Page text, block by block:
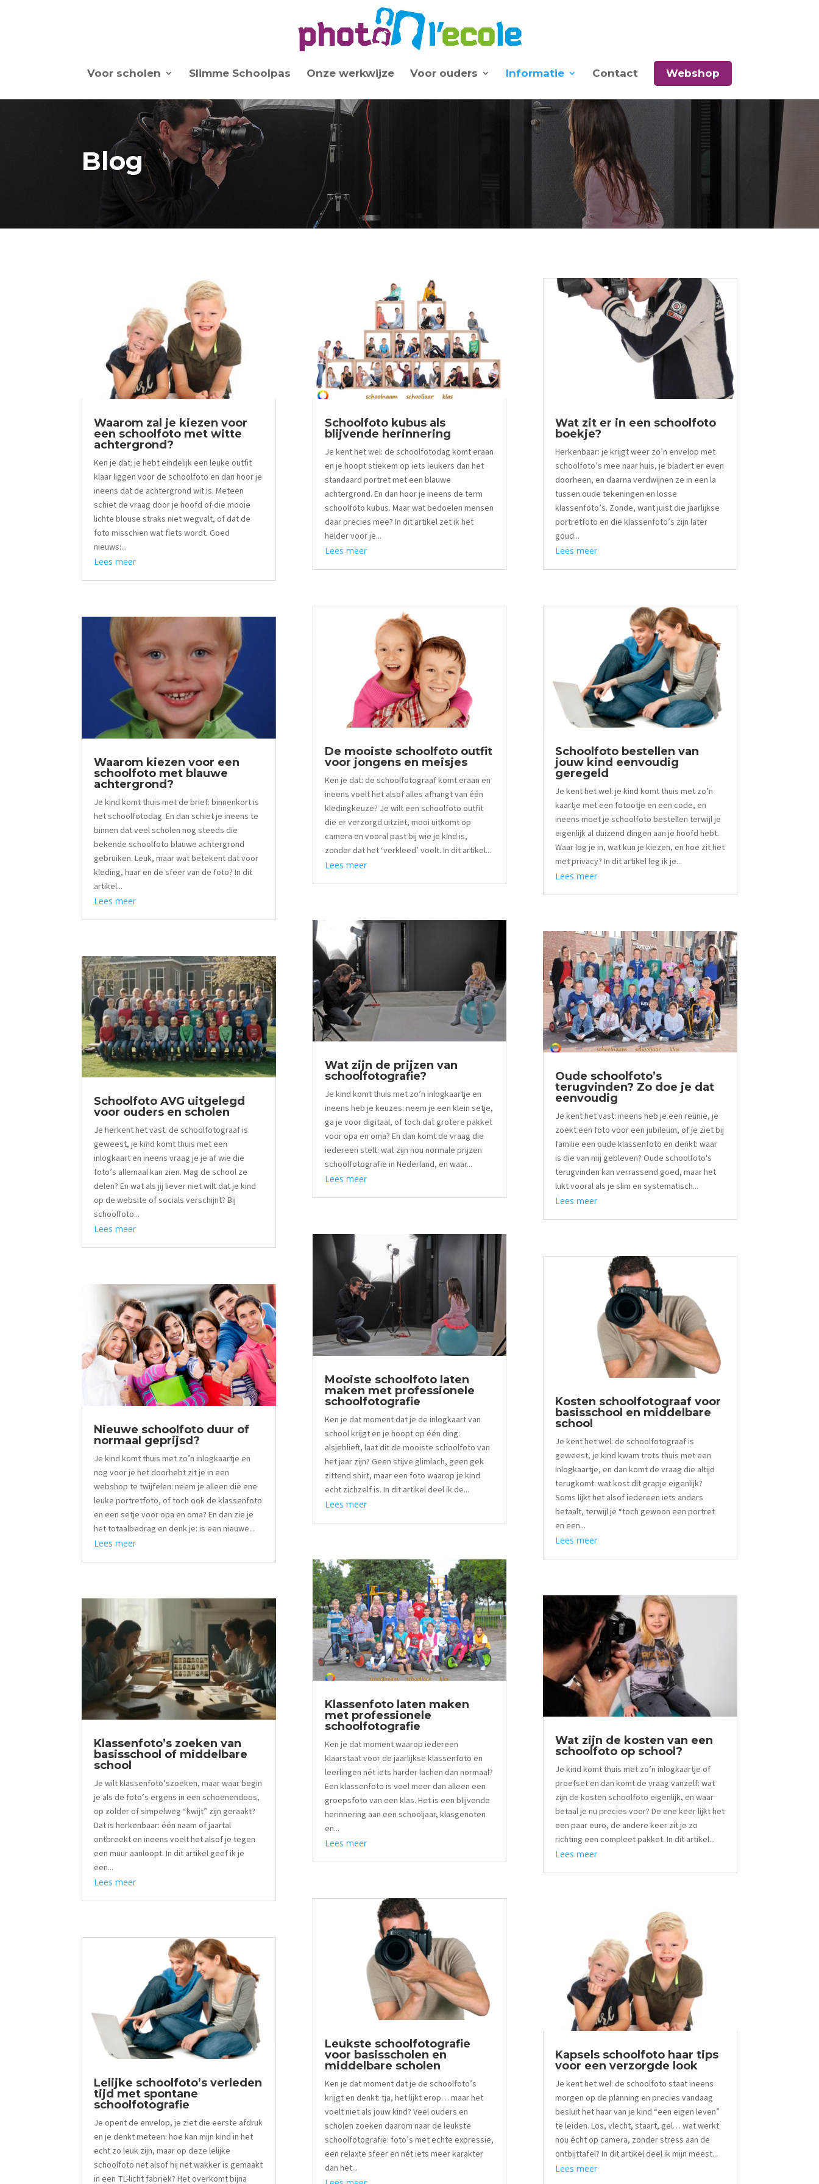
Voor scholen Slimme Schoolpas Onze werkwijze Voor ouders Informatie Contact Webshop
Blog
Waarom zal je kiezen voor
een schoolfoto met witte
achtergrond?
Ken je dat: je hebt eindelijk een leuke outfit
klaar liggen voor de schoolfoto en dan hoor je
ineens dat de achtergrond wit is. Meteen
schiet de vraag door je hoofd of die mooie
lichte blouse straks niet wegvalt, of dat de
foto misschien wat flets wordt. Goed
nieuws:...
Lees meer
Waarom kiezen voor een
schoolfoto met blauwe
achtergrond?
Je kind komt thuis met de brief: binnenkort is
het schoolfotodag. En dan schiet je ineens te
binnen dat veel scholen nog steeds die
bekende schoolfoto blauwe achtergrond
gebruiken. Leuk, maar wat betekent dat voor
kleding, haar en de sfeer van de foto? In dit
artikel...
Lees meer
Schoolfoto AVG uitgelegd
voor ouders en scholen
Je herkent het vast: de schoolfotograaf is
geweest, je kind komt thuis met een
inlogkaart en ineens vraag je je af wie die
foto’s allemaal kan zien. Mag de school ze
delen? En wat als jij liever niet wilt dat je kind
op de website of socials verschijnt? Bij
schoolfoto...
Lees meer
Nieuwe schoolfoto duur of
normaal geprijsd?
Je kind komt thuis met zo’n inlogkaartje en
nog voor je het doorhebt zit je in een
webshop te twijfelen: neem je alleen die ene
leuke portretfoto, of toch ook de klassenfoto
en een setje voor opa en oma? En dan zie je
het totaalbedrag en denk je: is een nieuwe...
Lees meer
Klassenfoto’s zoeken van
basisschool of middelbare
school
Je wilt klassenfoto’szoeken, maar waar begin
je als de foto’s ergens in een schoenendoos,
op zolder of simpelweg “kwijt” zijn geraakt?
Dat is herkenbaar: één naam of jaartal
ontbreekt en ineens voelt het alsof je tegen
een muur aanloopt. In dit artikel geef ik je
een...
Lees meer
Lelijke schoolfoto’s verleden
tijd met spontane
schoolfotografie
Je opent de envelop, je ziet die eerste afdruk
en je denkt meteen: hoe kan mijn kind in het
echt zo leuk zijn, maar op deze lelijke
schoolfoto net alsof hij net wakker is gemaakt
in een TL-licht fabriek? Het overkomt bijna
Schoolfoto kubus als
blijvende herinnering
Je kent het wel: de schoolfotodag komt eraan
en je hoopt stiekem op iets leukers dan het
standaard portret met een blauwe
achtergrond. En dan hoor je ineens de term
schoolfoto kubus. Maar wat bedoelen mensen
daar precies mee? In dit artikel zet ik het
helder voor je...
Lees meer
De mooiste schoolfoto outfit
voor jongens en meisjes
Ken je dat: de schoolfotograaf komt eraan en
ineens voelt het alsof alles afhangt van één
kledingkeuze? Je wilt een schoolfoto outfit
die er verzorgd uitziet, mooi uitkomt op
camera en vooral past bij wie je kind is,
zonder dat het ‘verkleed’ voelt. In dit artikel...
Lees meer
Wat zijn de prijzen van
schoolfotografie?
Je kind komt thuis met zo’n inlogkaartje en
ineens heb je keuzes: neem je een klein setje,
ga je voor digitaal, of toch dat grotere pakket
voor opa en oma? En dan komt de vraag die
iedereen stelt: wat zijn nou normale prijzen
schoolfotografie in Nederland, en waar...
Lees meer
Mooiste schoolfoto laten
maken met professionele
schoolfotografie
Ken je dat moment dat je de inlogkaart van
school krijgt en je hoopt op één ding:
alsjeblieft, laat dit de mooiste schoolfoto van
het jaar zijn? Geen stijve glimlach, geen gek
zittend shirt, maar een foto waarop je kind
echt zichzelf is. In dit artikel deel ik de...
Lees meer
Klassenfoto laten maken
met professionele
schoolfotografie
Ken je dat moment waarop iedereen
klaarstaat voor de jaarlijkse klassenfoto en
leerlingen nét iets harder lachen dan normaal?
Een klassenfoto is veel meer dan alleen een
groepsfoto van een klas. Het is een blijvende
herinnering aan een schooljaar, klasgenoten
en...
Lees meer
Leukste schoolfotografie
voor basisscholen en
middelbare scholen
Ken je dat moment dat je de schoolfoto’s
krijgt en denkt: tja, het lijkt erop… maar het
voelt niet als jouw kind? Veel ouders en
scholen zoeken daarom naar de leukste
schoolfotografie: foto’s met echte expressie,
een relaxte sfeer en nét iets meer karakter
dan het...
Wat zit er in een schoolfoto
boekje?
Herkenbaar: je krijgt weer zo’n envelop met
schoolfoto’s mee naar huis, je bladert er even
doorheen, en daarna verdwijnen ze in een la
tussen oude tekeningen en losse
klassenfoto’s. Zonde, want juist die jaarlijkse
portretfoto en die klassenfoto’s zijn later
goud...
Lees meer
Schoolfoto bestellen van
jouw kind eenvoudig
geregeld
Je kent het wel: je kind komt thuis met zo’n
kaartje met een fotootje en een code, en
ineens moet je schoolfoto bestellen terwijl je
eigenlijk al duizend dingen aan je hoofd hebt.
Waar log je in, wat kun je kiezen, en hoe zit het
met privacy? In dit artikel leg ik je...
Lees meer
Oude schoolfoto’s
terugvinden? Zo doe je dat
eenvoudig
Je kent het vast: ineens heb je een reünie, je
zoekt een foto voor een jubileum, of je ziet bij
familie een oude klassenfoto en denkt: waar
is die van mij gebleven? Oude schoolfoto's
terugvinden kan verrassend goed, maar het
lukt vooral als je slim en systematisch...
Lees meer
Kosten schoolfotograaf voor
basisschool en middelbare
school
Je kent het wel: de schoolfotograaf is
geweest, je kind kwam trots thuis met een
inlogkaartje, en dan komt de vraag die altijd
terugkomt: wat kost dit grapje eigenlijk?
Soms lijkt het alsof iedereen iets anders
betaalt, terwijl je “toch gewoon een portret
en een...
Lees meer
Wat zijn de kosten van een
schoolfoto op school?
Je kind komt thuis met zo’n inlogkaartje of
proefset en dan komt de vraag vanzelf: wat
zijn de kosten schoolfoto eigenlijk, en waar
betaal je nu precies voor? De ene keer lijkt het
een paar euro, de andere keer zit je zo
richting een compleet pakket. In dit artikel...
Lees meer
Kapsels schoolfoto haar tips
voor een verzorgde look
Je kent het wel: de schoolfoto staat ineens
morgen op de planning en precies vandaag
besluit het haar van je kind “een eigen leven”
te leiden. Los, vlecht, staart, gel… wat werkt
nou écht op camera, zonder stress aan de
ontbijttafel? In dit artikel deel ik mijn meest...
Lees meer